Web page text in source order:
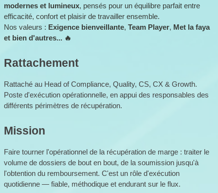
modernes et lumineux, pensés pour un équilibre parfait entre
efficacité, confort et plaisir de travailler ensemble.
Nos valeurs : Exigence bienveillante, Team Player, Met la faya
et bien d'autres... 🔥
Rattachement
Rattaché au Head of Compliance, Quality, CS, CX & Growth.
Poste d'exécution opérationnelle, en appui des responsables des
différents périmètres de récupération.
Mission
Faire tourner l'opérationnel de la récupération de marge : traiter le
volume de dossiers de bout en bout, de la soumission jusqu'à
l'obtention du remboursement. C'est un rôle d'exécution
quotidienne — fiable, méthodique et endurant sur le flux.